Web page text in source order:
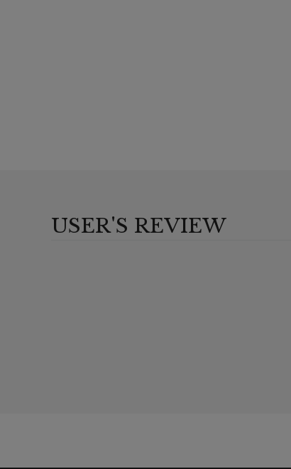
USER'S REVIEW